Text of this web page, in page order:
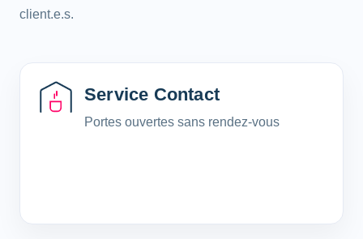
client.e.s.
Service Contact
Portes ouvertes sans rendez-vous